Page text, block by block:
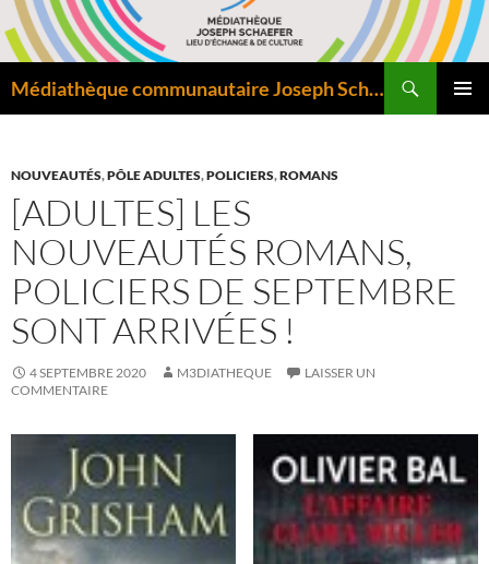
Aller
au
contenu
Médiathèque communautaire Joseph Schaefer de Bitche – Pôle départemental de lecture publique
NOUVEAUTÉS,PÔLE ADULTES,POLICIERS,ROMANS
[ADULTES] LES
NOUVEAUTÉS ROMANS,
POLICIERS DE SEPTEMBRE
SONT ARRIVÉES !
4 SEPTEMBRE 2020 M3DIATHEQUE
LAISSER UN
COMMENTAIRE